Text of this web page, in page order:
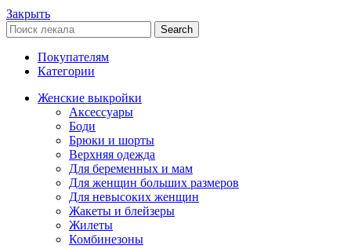
Закрыть
Search
Покупателям
Категории
Женские выкройки
Аксессуары
Боди
Брюки и шорты
Верхняя одежда
Для беременных и мам
Для женщин больших размеров
Для невысоких женщин
Жакеты и блейзеры
Жилеты
Комбинезоны